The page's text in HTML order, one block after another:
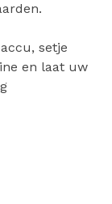
setje
en laat uw